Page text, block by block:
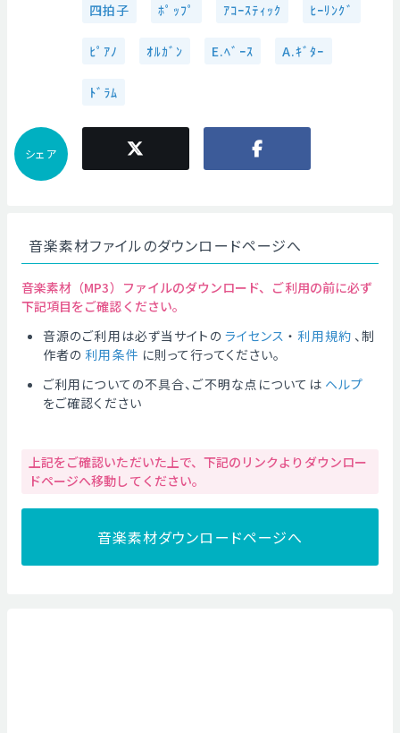
四拍子 ﾎﾟｯﾌﾟ ｱｺｰｽﾃｨｯｸ ﾋｰﾘﾝｸﾞ
ﾋﾟｱﾉ ｵﾙｶﾞﾝ E.ﾍﾞｰｽ A.ｷﾞﾀｰ
ﾄﾞﾗﾑ
シェア
音楽素材ファイルのダウンロードページへ
音楽素材（MP3）ファイルのダウンロード、ご利用の前に必ず
下記項目をご確認ください。
音源のご利用は必ず当サイトの ライセンス ・ 利用規約 、制
作者の 利用条件 に則って行ってください。
ご利用についての不具合、ご不明な点については ヘルプ
をご確認ください
上記をご確認いただいた上で、下記のリンクよりダウンロー
ドページへ移動してください。
音楽素材ダウンロードページへ